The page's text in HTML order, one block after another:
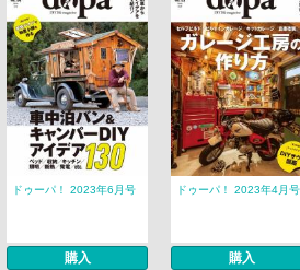
ドゥーパ！ 2023年6月号
購入
ドゥーパ！ 2023年4月号
購入